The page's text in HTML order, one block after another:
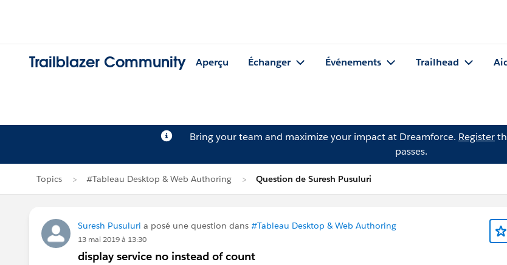
Trailblazer Community Aperçu Échanger Événements Trailhead
Bring your team and maximize your impact at Dreamforce. Register
passes.
Topics #Tableau Desktop & Web Authoring Question de Suresh Pusuluri
Suresh Pusuluri a posé une question dans #Tableau Desktop & Web Authoring
13 mai 2019 à 13:30
display service no instead of count